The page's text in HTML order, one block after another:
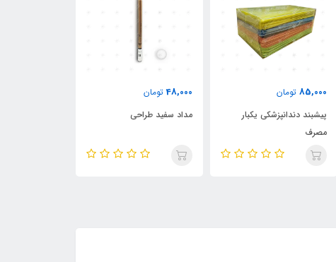
85,000 تومان
پیشبند دندانپزشکی یکبار
مصرف
48,000 تومان
مداد سفید طراحی